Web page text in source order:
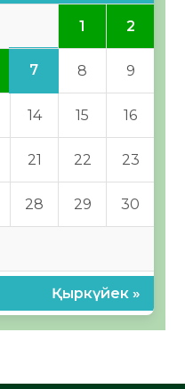
1 2
7 8 9
14 15 16
21 22 23
28 29 30
Қыркүйек »